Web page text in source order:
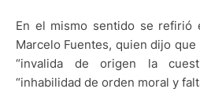
En el mismo sentido se refirió
Marcelo Fuentes, quien dijo
“invalida de origen la
“inhabilidad de orden moral y